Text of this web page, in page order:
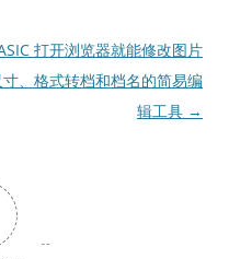
打开浏览器就能修改图片
寸、格式转档和档名的简易编
辑工具 →